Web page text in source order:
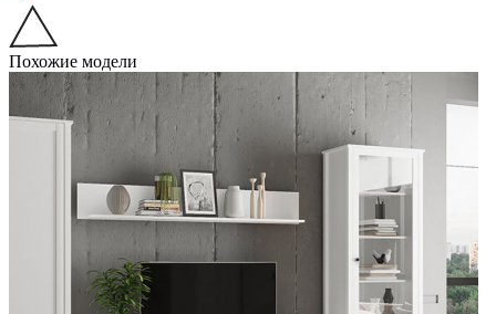
Похожие модели